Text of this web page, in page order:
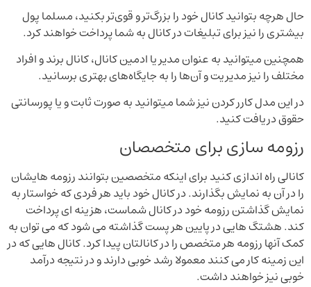
حال هرچه بتوانید کانال خود را بزرگ‌تر و قوی‌تر بکنید، مسلما پول
بیشتری را نیز برای تبلیغات در کانال به شما پرداخت خواهند کرد.
همچنین میتوانید به عنوان مدیر یا ادمین کانال، کانال برند و افراد
مختلف را نیز مدیریت و آن‌ها را به جایگاه‌های بهتری برسانید.
در این مدل کارر کردن نیز شما میتوانید به صورت ثابت و یا پورسانتی
حقوق دریافت کنید.
رزومه سازی برای متخصصان
کانالی راه اندازی کنید برای اینکه متخصصین بتوانند رزومه هایشان
را در آن به نمایش بگذارند. در کانال خود باید هر فردی که خواستار به
نمایش گذاشتن رزومه خود در کانال شماست، هزینه ای پرداخت
کند. هشتگ هایی در پایین هر پست گذاشته می شود که می توان به
کمک آنها رزومه هر متخصص را در کانالتان پیدا کرد. کانال هایی که در
این زمینه کار می کنند معمولا رشد خوبی دارند و در نتیجه درآمد
خوبی نیز خواهند داشت.